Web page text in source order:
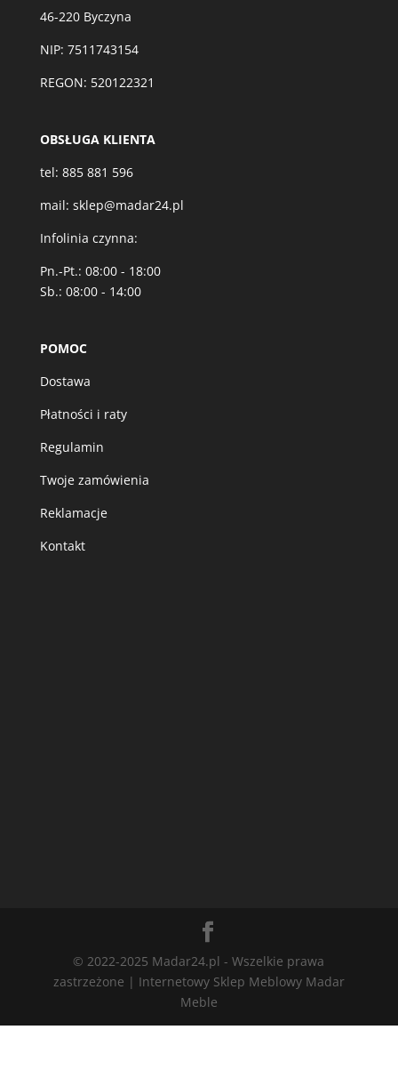
46-220 Byczyna
NIP: 7511743154
REGON: 520122321
OBSŁUGA KLIENTA
tel: 885 881 596
mail: sklep@madar24.pl
Infolinia czynna:
Pn.-Pt.: 08:00 - 18:00
Sb.: 08:00 - 14:00
POMOC
Dostawa
Płatności i raty
Regulamin
Twoje zamówienia
Reklamacje
Kontakt
© 2022-2025 Madar24.pl - Wszelkie prawa
zastrzeżone | Internetowy Sklep Meblowy Madar
Meble